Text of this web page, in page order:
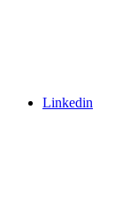
Linkedin